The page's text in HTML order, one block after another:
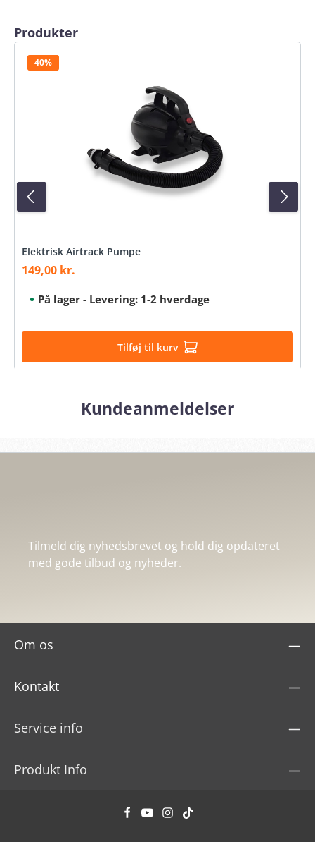
Spring produktgalleriet over
Produkter
40%
Elektrisk Airtrack Pumpe
Salgspris:
149,00 kr.
På lager - Levering: 1-2 hverdage
Tilføj til kurv
Kundeanmeldelser
Tilmeld dig nyhedsbrevet og hold dig opdateret
med gode tilbud og nyheder.
Om os
Kontakt
Service info
Produkt Info